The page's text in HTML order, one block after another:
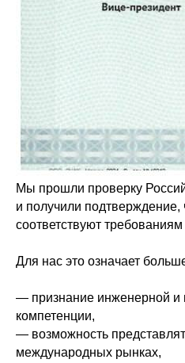
Мы прошли проверку
и получили
соответствуют
Для нас это означает
— признание инженерной и
компетенции,
— возможность
международных рынках,